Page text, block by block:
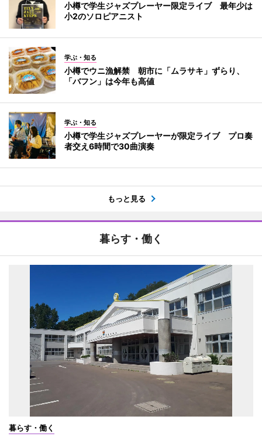
小樽で学生ジャズプレーヤー限定ライブ 最年少は
小2のソロピアニスト
学ぶ・知る
小樽でウニ漁解禁 朝市に「ムラサキ」ずらり、
「バフン」は今年も高値
学ぶ・知る
小樽で学生ジャズプレーヤーが限定ライブ プロ奏
者交え6時間で30曲演奏
もっと見る
暮らす・働く
暮らす・働く